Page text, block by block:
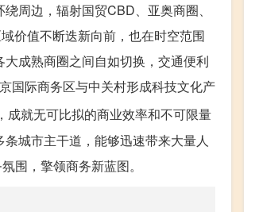
周边，辐射国贸CBD、亚奥商圈、
价值不断迭新向前，也在时空范围
成熟商圈之间自如切换，交通便利
国际商务区与中关村形成科技文化产
成就无可比拟的商业效率和不可限量
城市主干道，能够迅速带来大量人
围，擎领商务新蓝图。